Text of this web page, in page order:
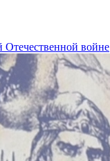
войне